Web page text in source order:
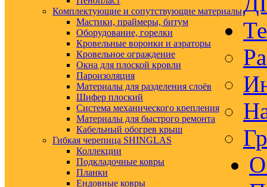
Комплектующие и сопутствующие материалы
Мастики, праймеры, битум
Оборудование, горелки
Кровельные воронки и аэраторы
Кровельное ограждение
Окна для плоской кровли
Пароизоляция
Материалы для разделения слоёв
Шифер плоский
Система механического крепления
Материалы для быстрого ремонта
Кабельный обогрев крыш
Гибкая черепица SHINGLAS
Коллекции
Подкладочные ковры
Планки
Ендовные ковры